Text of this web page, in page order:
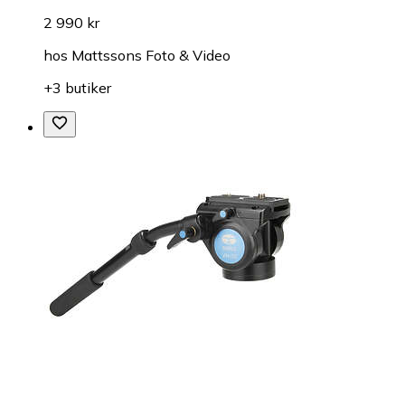
2 990 kr
hos Mattssons Foto & Video
+3 butiker